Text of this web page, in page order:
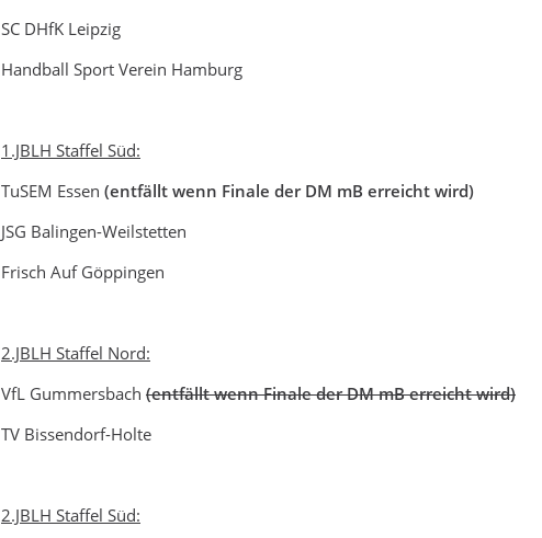
SC DHfK Leipzig
Handball Sport Verein Hamburg
1.JBLH Staffel Süd:
TuSEM Essen (entfällt wenn Finale der DM mB erreicht wird)
JSG Balingen-Weilstetten
Frisch Auf Göppingen
2.JBLH Staffel Nord:
VfL Gummersbach (entfällt wenn Finale der DM mB erreicht wird)
TV Bissendorf-Holte
2.JBLH Staffel Süd: